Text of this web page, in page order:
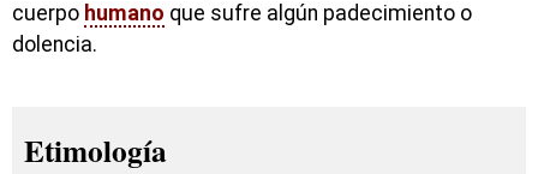
cuerpo humano que sufre algún padecimiento o
dolencia.
Etimología